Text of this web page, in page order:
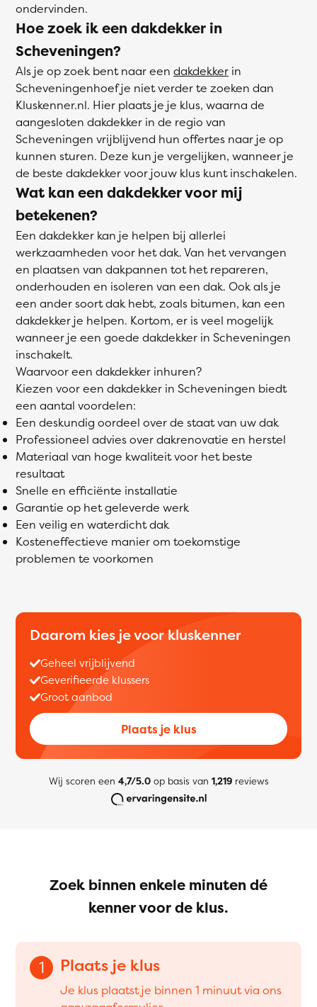
ondervinden.
Hoe zoek ik een dakdekker in
Scheveningen?
Als je op zoek bent naar een dakdekker in
Scheveningenhoef je niet verder te zoeken dan
Kluskenner.nl. Hier plaats je je klus, waarna de
aangesloten dakdekker in de regio van
Scheveningen vrijblijvend hun offertes naar je op
kunnen sturen. Deze kun je vergelijken, wanneer je
de beste dakdekker voor jouw klus kunt inschakelen.
Wat kan een dakdekker voor mij
betekenen?
Een dakdekker kan je helpen bij allerlei
werkzaamheden voor het dak. Van het vervangen
en plaatsen van dakpannen tot het repareren,
onderhouden en isoleren van een dak. Ook als je
een ander soort dak hebt, zoals bitumen, kan een
dakdekker je helpen. Kortom, er is veel mogelijk
wanneer je een goede dakdekker in Scheveningen
inschakelt.
Waarvoor een dakdekker inhuren?
Kiezen voor een dakdekker in Scheveningen biedt
een aantal voordelen:
Een deskundig oordeel over de staat van uw dak
Professioneel advies over dakrenovatie en herstel
Materiaal van hoge kwaliteit voor het beste
resultaat
Snelle en efficiënte installatie
Garantie op het geleverde werk
Een veilig en waterdicht dak
Kosteneffectieve manier om toekomstige
problemen te voorkomen
Daarom kies je voor kluskenner
Geheel vrijblijvend
Geverifieerde klussers
Groot aanbod
Plaats je klus
Wij scoren een 4,7/5.0op basis van 1,219reviews
Zoek binnen enkele minuten dé
kenner voor de klus.
1 Plaats je klus
Je klus plaatst je binnen 1 minuut via ons